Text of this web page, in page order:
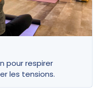
pour respirer
les tensions.